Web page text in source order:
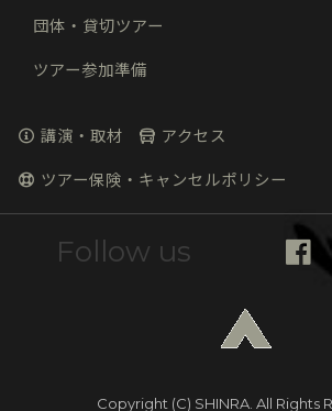
団体・貸切ツアー
ツアー参加準備
講演・取材 アクセス
ツアー保険・キャンセルポリシー
Follow us
Copyright (C) SHINRA. All Rights